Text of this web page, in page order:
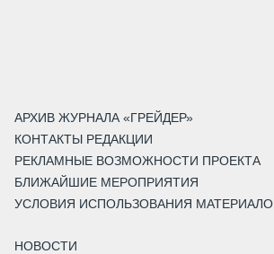
АРХИВ ЖУРНАЛА «ГРЕЙДЕР»
КОНТАКТЫ РЕДАКЦИИ
РЕКЛАМНЫЕ ВОЗМОЖНОСТИ ПРОЕКТА
БЛИЖАЙШИЕ МЕРОПРИЯТИЯ
УСЛОВИЯ ИСПОЛЬЗОВАНИЯ
НОВОСТИ